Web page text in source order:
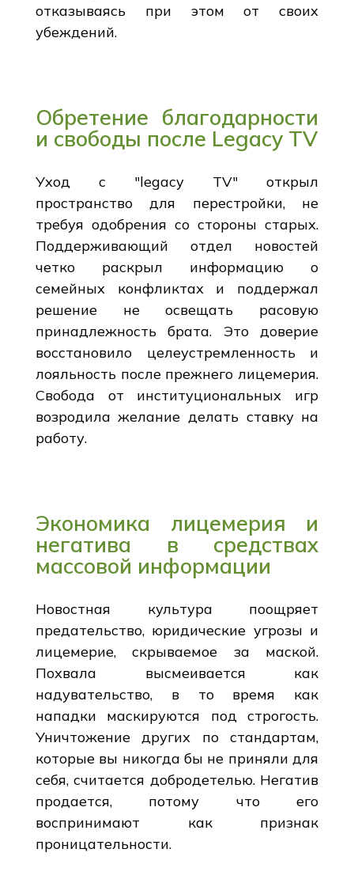
отказываясь при этом от своих
убеждений.
Обретение благодарности
и свободы после Legacy TV
Уход с "legacy TV" открыл
пространство для перестройки, не
требуя одобрения со стороны старых.
Поддерживающий отдел новостей
четко раскрыл информацию о
семейных конфликтах и поддержал
решение не освещать расовую
принадлежность брата. Это доверие
восстановило целеустремленность и
лояльность после прежнего лицемерия.
Свобода от институциональных игр
возродила желание делать ставку на
работу.
Экономика лицемерия и
негатива в средствах
массовой информации
Новостная культура поощряет
предательство, юридические угрозы и
лицемерие, скрываемое за маской.
Похвала высмеивается как
надувательство, в то время как
нападки маскируются под строгость.
Уничтожение других по стандартам,
которые вы никогда бы не приняли для
себя, считается добродетелью. Негатив
продается, потому что его
воспринимают как признак
проницательности.